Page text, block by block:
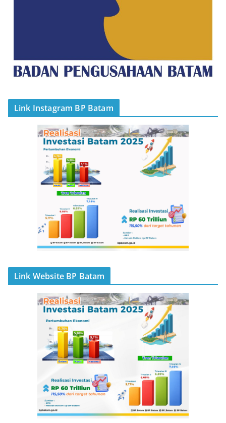
Link Instagram BP Batam
Link Website BP Batam